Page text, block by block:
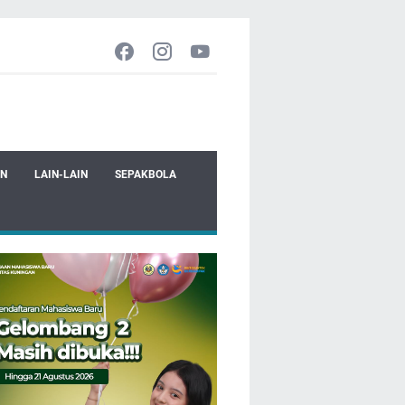
LAIN-LAIN SEPAKBOLA